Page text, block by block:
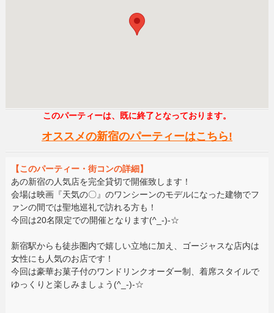
このパーティーは、既に終了となっております。
オススメの新宿のパーティーはこちら!
【このパーティー・街コンの詳細】
あの新宿の人気店を完全貸切で開催致します！
会場は映画『天気の〇』のワンシーンのモデルになった建物でフ
ァンの間では聖地巡礼で訪れる方も！
今回は20名限定での開催となります(^_-)-☆
新宿駅からも徒歩圏内で嬉しい立地に加え、ゴージャスな店内は
女性にも人気のお店です！
今回は豪華お菓子付のワンドリンクオーダー制、着席スタイルで
ゆっくりと楽しみましょう(^_-)-☆